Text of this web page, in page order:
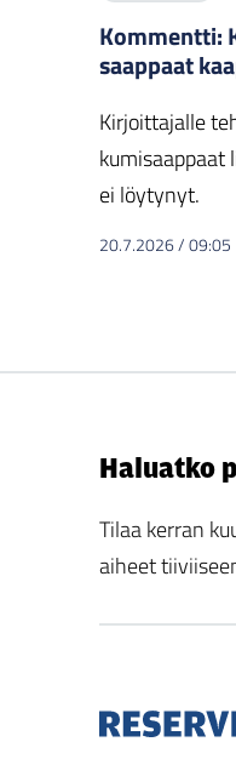
Kommentti:
saappaat
Kirjoittajalle
kumisaappaat
ei löytynyt.
20.7.2026/09:05
Haluatko
Tilaa kerran
aiheet